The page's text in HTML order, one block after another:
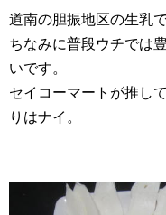
道南の胆振地区の生乳
ちなみに普段ウチでは
いです。
セイコーマートが推し
りはナイ。